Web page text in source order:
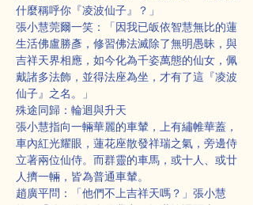
什麼稱呼你『凌波仙子』？」
張小慧莞爾一笑：「因我已皈依智慧無比的蓮
生活佛盧勝彥，修習佛法滅除了無明愚昧，與
吉祥天界相應，如今化為千姿萬態的仙女，佩
戴諸多法飾，並得法座為坐，才有了這『凌波
仙子』之名。」
殊途同歸：輪迴與升天
張小慧指向一輛華麗的車輦，上有繡帷華蓋，
車內紅光耀眼，蓮花座散發祥瑞之氣，旁邊侍
立著兩位仙侍。而群靈的車馬，或十人、或廿
人擠一輛，皆為普通車輦。
趙廣平問：「他們不上吉祥天嗎？」張小慧